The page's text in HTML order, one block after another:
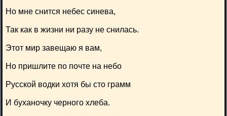
Но мне снится небес синева,
Так как в жизни ни разу не снилась.
Этот мир завещаю я вам,
Но пришлите по почте на небо
Русской водки хотя бы сто грамм
И буханочку черного хлеба.